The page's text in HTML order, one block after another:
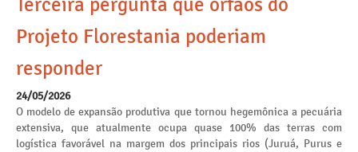
Terceira pergunta que órfãos do
Projeto Florestania poderiam
responder
24/05/2026
O modelo de expansão produtiva que tornou hegemônica a pecuária
extensiva, que atualmente ocupa quase 100% das terras com
logística favorável na margem dos principais rios (Juruá, Purus e